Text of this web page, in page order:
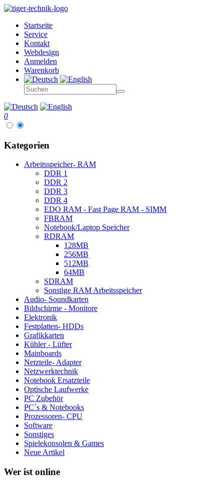
Startseite
Service
Kontakt
Webdesign
Anmelden
Warenkorb
0
Kategorien
Arbeitsspeicher- RAM
DDR 1
DDR 2
DDR 3
DDR 4
EDO RAM - Fast Page RAM - SIMM
FBRAM
Notebook/Laptop Speicher
RDRAM
128MB
256MB
512MB
64MB
SDRAM
Sonstige RAM Arbeitsspeicher
Audio- Soundkarten
Bildschirme - Monitore
Elektronik
Festplatten- HDDs
Grafikkarten
Kühler - Lüfter
Mainboards
Netzteile- Adapter
Netzwerktechnik
Notebook Ersatzteile
Optische Laufwerke
PC Zubehör
PC´s & Notebooks
Prozessoren- CPU
Software
Sonstiges
Spielekonsolen & Games
Neue Artikel
Wer ist online